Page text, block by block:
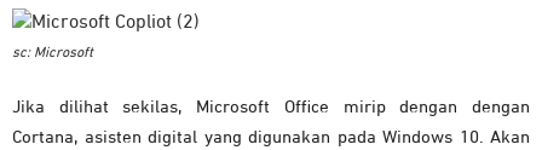
sc: Microsoft
Jika dilihat sekilas, Microsoft Office mirip dengan dengan
Cortana, asisten digital yang digunakan pada Windows 10. Akan